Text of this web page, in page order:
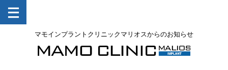
マモインプラントクリニックマリオスからのお知らせ